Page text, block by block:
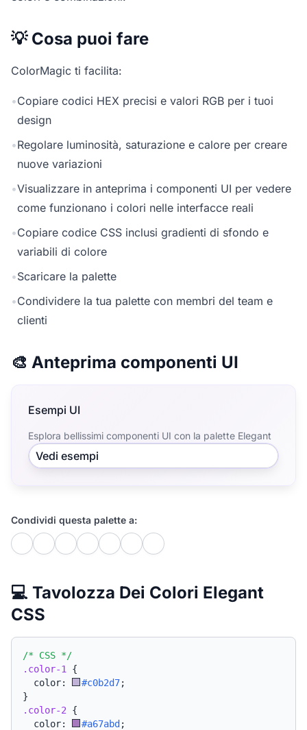
💡 Cosa puoi fare
ColorMagic ti facilita:
•Copiare codici HEX precisi e valori RGB per i tuoi
design
•Regolare luminosità, saturazione e calore per creare
nuove variazioni
•Visualizzare in anteprima i componenti UI per vedere
come funzionano i colori nelle interfacce reali
•Copiare codice CSS inclusi gradienti di sfondo e
variabili di colore
•Scaricare la palette
•Condividere la tua palette con membri del team e
clienti
🎨 Anteprima componenti UI
Esempi UI
Esplora bellissimi componenti UI con la palette Elegant
Vedi esempi
Condividi questa palette a:
💻 Tavolozza Dei Colori Elegant
CSS
/* CSS */
.color-1
{
  color:
#c0b2d7;
}
.color-2 {
  color:
#a67abd ;